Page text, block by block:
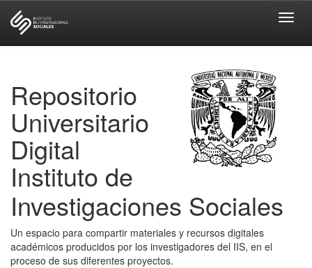
Repositorio
Universitario
Digital
Instituto de
Investigaciones Sociales
Un espacio para compartir materiales y recursos digitales
académicos producidos por los investigadores del IIS, en el
proceso de sus diferentes proyectos.